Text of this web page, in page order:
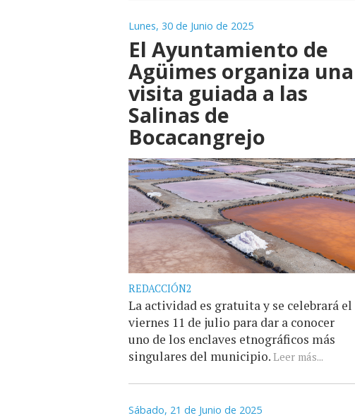
Lunes, 30 de Junio de 2025
El Ayuntamiento de
Agüimes organiza una
visita guiada a las
Salinas de
Bocacangrejo
REDACCIÓN2
La actividad es gratuita y se celebrará el
viernes 11 de julio para dar a conocer
uno de los enclaves etnográficos más
singulares del municipio. Leer más...
Sábado, 21 de Junio de 2025